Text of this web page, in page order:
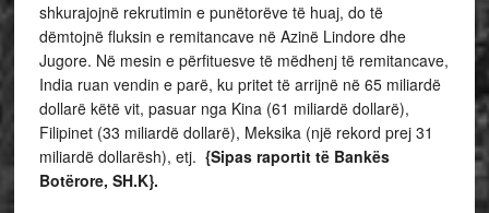
shkurajojnë rekrutimin e punëtorëve të huaj, do të
dëmtojnë fluksin e remitancave në Azinë Lindore dhe
Jugore. Në mesin e përfituesve të mëdhenj të remitancave,
India ruan vendin e parë, ku pritet të arrijnë në 65 miliardë
dollarë këtë vit, pasuar nga Kina (61 miliardë dollarë),
Filipinet (33 miliardë dollarë), Meksika (një rekord prej 31
miliardë dollarësh), etj. {Sipas raportit të Bankës
Botërore, SH.K}.